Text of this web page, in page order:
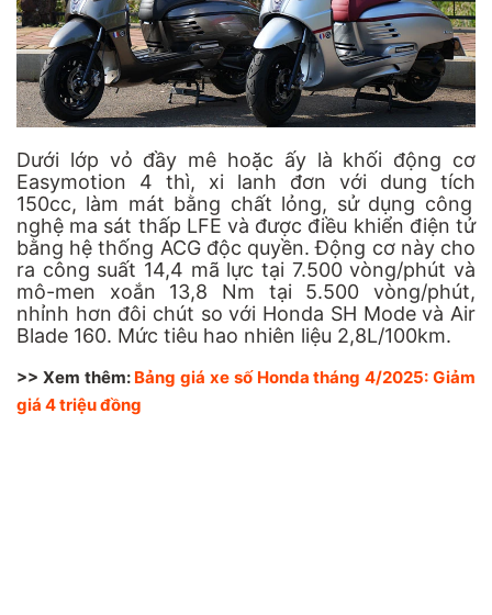
Dưới lớp vỏ đầy mê hoặc ấy là khối động cơ
Easymotion 4 thì, xi lanh đơn với dung tích
150cc, làm mát bằng chất lỏng, sử dụng công
nghệ ma sát thấp LFE và được điều khiển điện tử
bằng hệ thống ACG độc quyền. Động cơ này cho
ra công suất 14,4 mã lực tại 7.500 vòng/phút và
mô-men xoắn 13,8 Nm tại 5.500 vòng/phút,
nhỉnh hơn đôi chút so với Honda SH Mode và Air
Blade 160. Mức tiêu hao nhiên liệu 2,8L/100km.
>> Xem thêm: Bảng giá xe số Honda tháng 4/2025: Giảm
giá 4 triệu đồng